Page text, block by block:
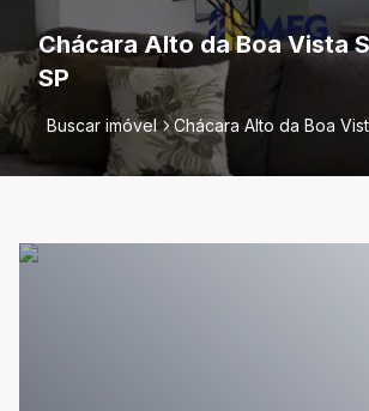
Chácara Alto da Boa Vista
SP
Buscar imóvel Chácara Alto da Boa